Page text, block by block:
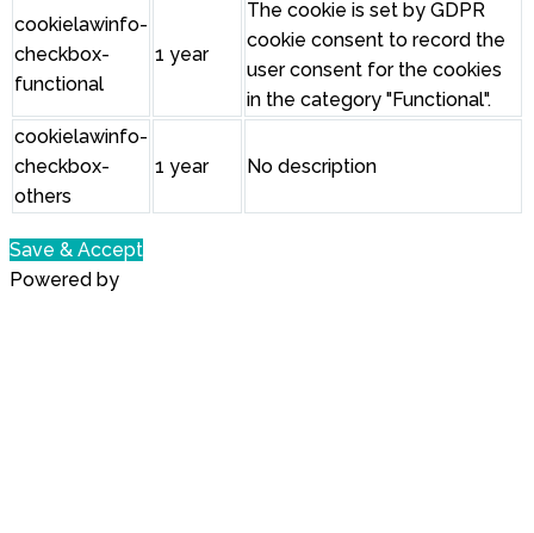
cookielawinfo-
checkbox-
functional
1 year
The cookie is set by GDPR
cookie consent to record the
user consent for the cookies
in the category "Functional".
cookielawinfo-
checkbox-
others
1 year No description
Save & Accept
Powered by